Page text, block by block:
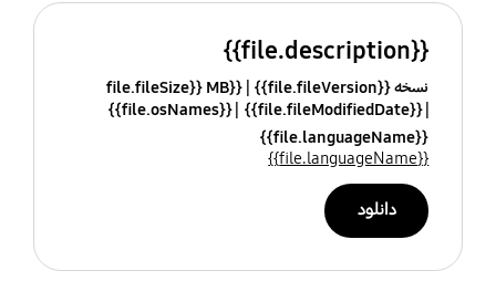
{{file.description}}
نسخه {{file.fileVersion}}
{{file.fileSize}} MB
{{file.fileModifiedDate}}
{{file.osNames}}
{{file.languageName}}
{{file.languageName}}
دانلود